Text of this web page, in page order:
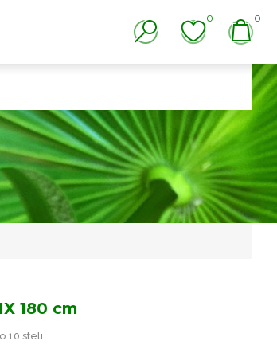
0 0
180 cm
10 steli